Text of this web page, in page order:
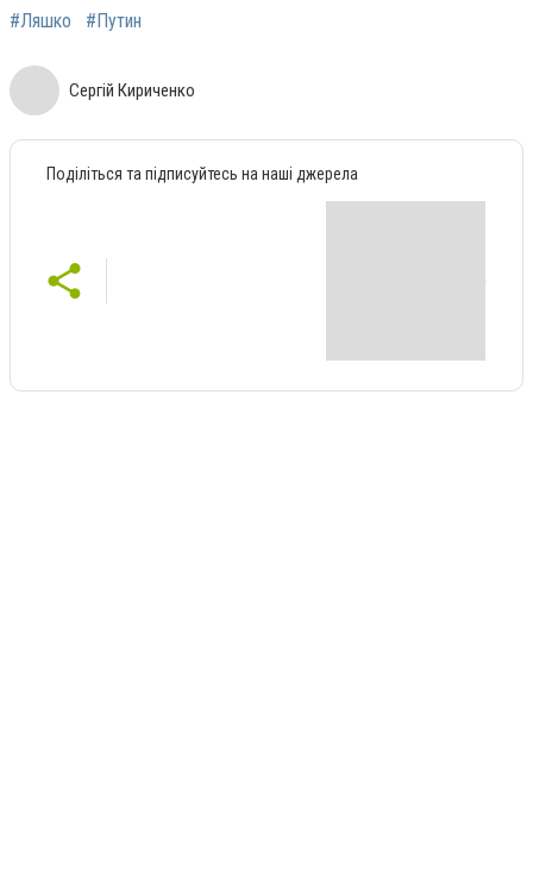
#Ляшко #Путин
Сергій Кириченко
Поділіться та підписуйтесь на наші джерела